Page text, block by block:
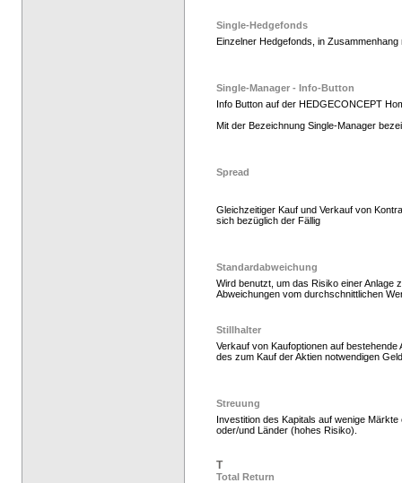
Single-Hedgefonds
Einzelner Hedgefonds, in
Single-Manager - Info-Button
Info Button auf der HEDGECONCEPT
Mit der Bezeichnung Single-Manager
Spread
Gleichzeitiger Kauf und Verkauf von
sich bezüglich der Fällig
Standardabweichung
Wird benutzt, um das Risiko einer Anlage
Abweichungen vom durchschnittlichen
Stillhalter
Verkauf von Kaufoptionen auf
des zum Kauf der Aktien notwendigen
Streuung
Investition des Kapitals auf wenige
oder/und Länder (hohes Risiko).
T
Total Return